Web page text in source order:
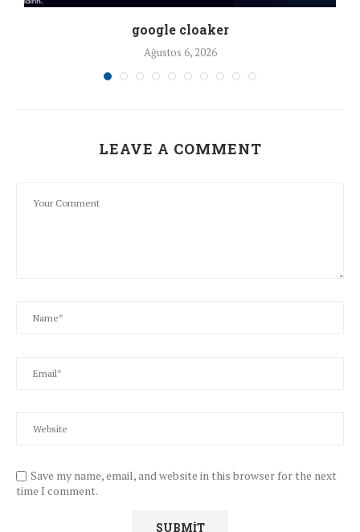
google cloaker
Ağustos 6, 2026
LEAVE A COMMENT
Save my name, email, and website in this browser for the next
time I comment.